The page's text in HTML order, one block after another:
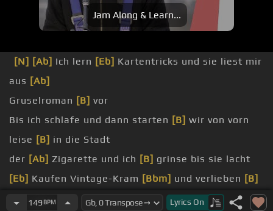
Jam Along & Learn...
[N] [Ab] Ich lern [Eb] Kartentricks und sie liest mir
aus [Ab]
Gruselroman [B] vor
Bis ich schlafe und dann starten [B] wir von vorn
leise [B] in die Stadt
der [Ab] Zigarette und ich [B] grinse bis sie lacht
[Eb] Kaufen Vintage-Kram [Bbm] und verlieben [B]
uns neu
149 BPM Lyrics On